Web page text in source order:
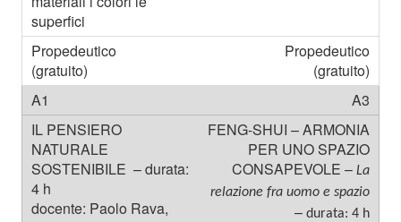
Propedeutico
(gratuito)
A3
FENG-SHUI – ARMONIA
PER UNO SPAZIO
CONSAPEVOLE – La
relazione fra uomo e spazio
– durata: 4 h